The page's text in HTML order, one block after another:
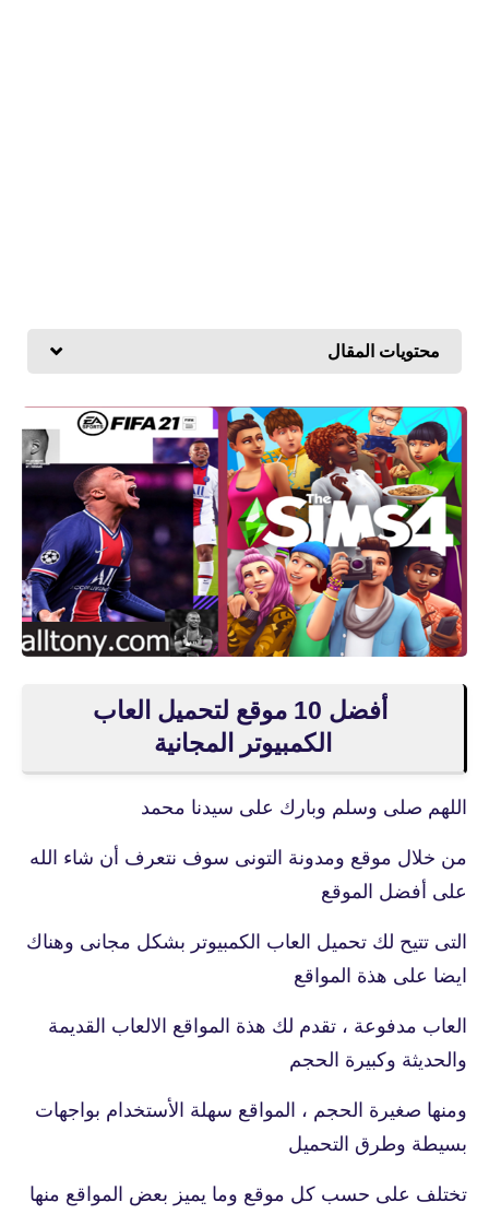
محتويات المقال
أفضل 10 موقع لتحميل العاب
الكمبيوتر المجانية
اللهم صلى وسلم وبارك على سيدنا محمد
من خلال موقع ومدونة التونى سوف نتعرف أن شاء الله
على أفضل الموقع
التى تتيح لك تحميل العاب الكمبيوتر بشكل مجانى وهناك
ايضا على هذة المواقع
العاب مدفوعة ، تقدم لك هذة المواقع الالعاب القديمة
والحديثة وكبيرة الحجم
ومنها صغيرة الحجم ، المواقع سهلة الأستخدام بواجهات
بسيطة وطرق التحميل
تختلف على حسب كل موقع وما يميز بعض المواقع منها